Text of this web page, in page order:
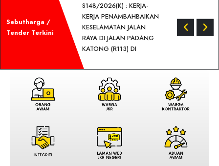
Sebutharga /
Tender Terkini
S148/2026(K) : KERJA-
KERJA PENAMBAHBAIKAN
KESELAMATAN JALAN
RAYA DI JALAN PADANG
KATONG (R113) DI